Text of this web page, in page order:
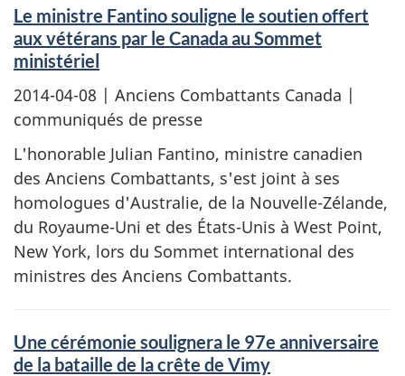
Le ministre Fantino souligne le soutien offert
aux vétérans par le Canada au Sommet
ministériel
2014-04-08 | Anciens Combattants Canada |
communiqués de presse
L'honorable Julian Fantino, ministre canadien
des Anciens Combattants, s'est joint à ses
homologues d'Australie, de la Nouvelle-Zélande,
du Royaume-Uni et des États-Unis à West Point,
New York, lors du Sommet international des
ministres des Anciens Combattants.
Une cérémonie soulignera le 97e anniversaire
de la bataille de la crête de Vimy